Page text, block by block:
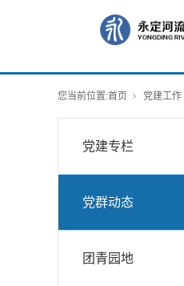
您当前位置:首页 党建工作
党建专栏
党群动态
团青园地